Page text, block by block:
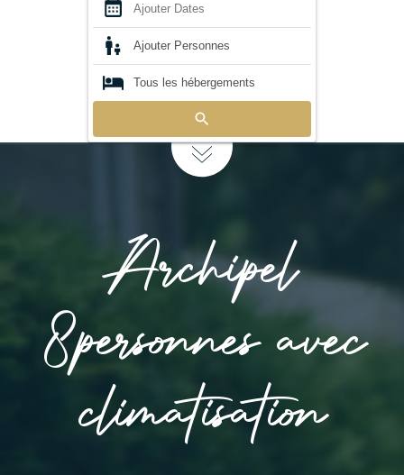
Archipel
8personnes avec
climatisation